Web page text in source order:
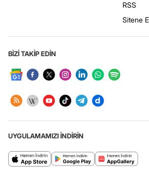
RSS
Sitene
BİZİ TAKİP EDİN
UYGULAMAMIZI İNDİRİN